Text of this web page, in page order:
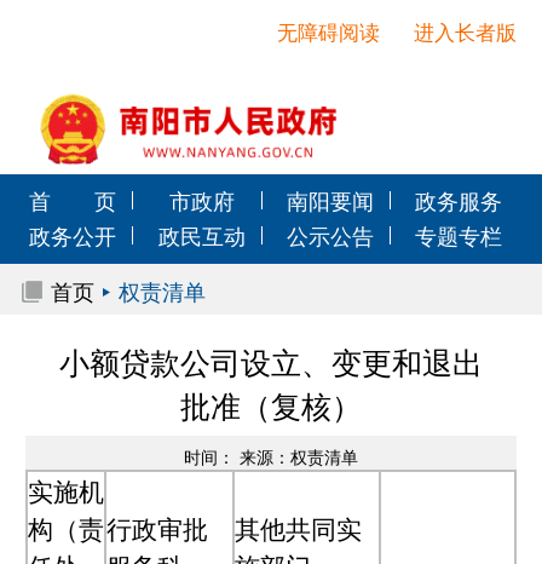
进入长者版
无障碍阅读
首 页 市政府 南阳要闻
政务服务
政务公开
政民互动 公示公告
专题专栏
首页
权责清单
小额贷款公司设立、变更和退出
批准（复核）
时间： 来源：权责清单
实施机
构（责行政审批
其他共同实